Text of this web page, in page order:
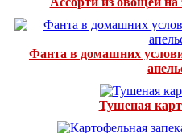
Фанта в домашних
Тушеная